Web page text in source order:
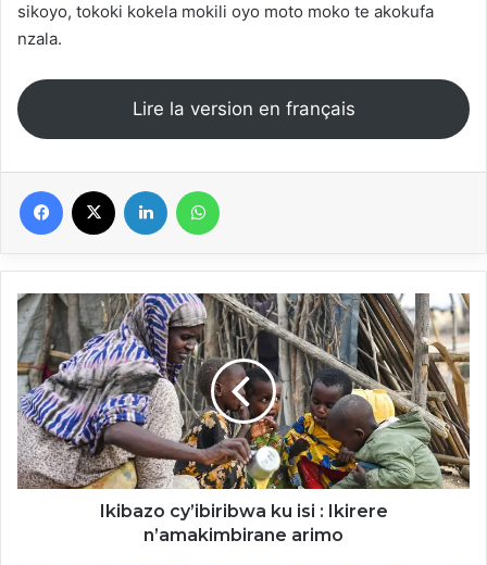
sikoyo, tokoki kokela mokili oyo moto moko te akokufa
nzala.
Lire la version en français
Facebook Linkedin
Ikibazo
cy’ibiribwa
ku
isi
:
Ikirere
n’amakimbirane
arimo
Ikibazo cy’ibiribwa ku isi : Ikirere
n’amakimbirane arimo